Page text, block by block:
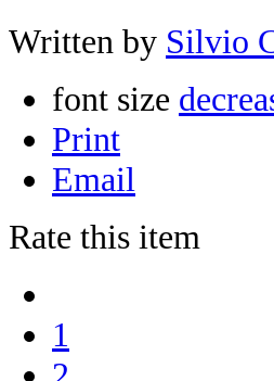
Written by Silvio
font size
Print
Email
Rate this item
1